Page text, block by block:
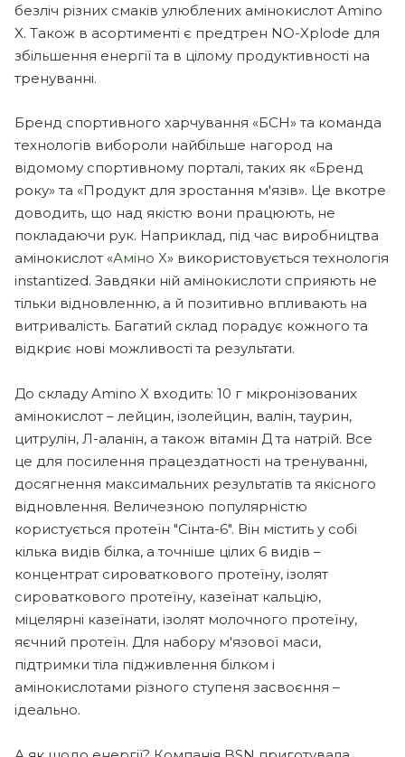
безліч різних смаків улюблених амінокислот Amino
X. Також в асортименті є предтрен NO-Xplode для
збільшення енергії та в цілому продуктивності на
тренуванні.
Бренд спортивного харчування «БСН» та команда
технологів вибороли найбільше нагород на
відомому спортивному порталі, таких як «Бренд
року» та «Продукт для зростання м'язів». Це вкотре
доводить, що над якістю вони працюють, не
покладаючи рук. Наприклад, під час виробництва
амінокислот «Аміно Х» використовується технологія
instantized. Завдяки ній амінокислоти сприяють не
тільки відновленню, а й позитивно впливають на
витривалість. Багатий склад порадує кожного та
відкриє нові можливості та результати.
До складу Amino X входить: 10 г мікронізованих
амінокислот – лейцин, ізолейцин, валін, таурин,
цитрулін, Л-аланін, а також вітамін Д та натрій. Все
це для посилення працездатності на тренуванні,
досягнення максимальних результатів та якісного
відновлення. Величезною популярністю
користується протеїн "Сінта-6". Він містить у собі
кілька видів білка, а точніше цілих 6 видів –
концентрат сироваткового протеїну, ізолят
сироваткового протеїну, казеїнат кальцію,
міцелярні казеїнати, ізолят молочного протеїну,
яєчний протеїн. Для набору м'язової маси,
підтримки тіла підживлення білком і
амінокислотами різного ступеня засвоєння –
ідеально.